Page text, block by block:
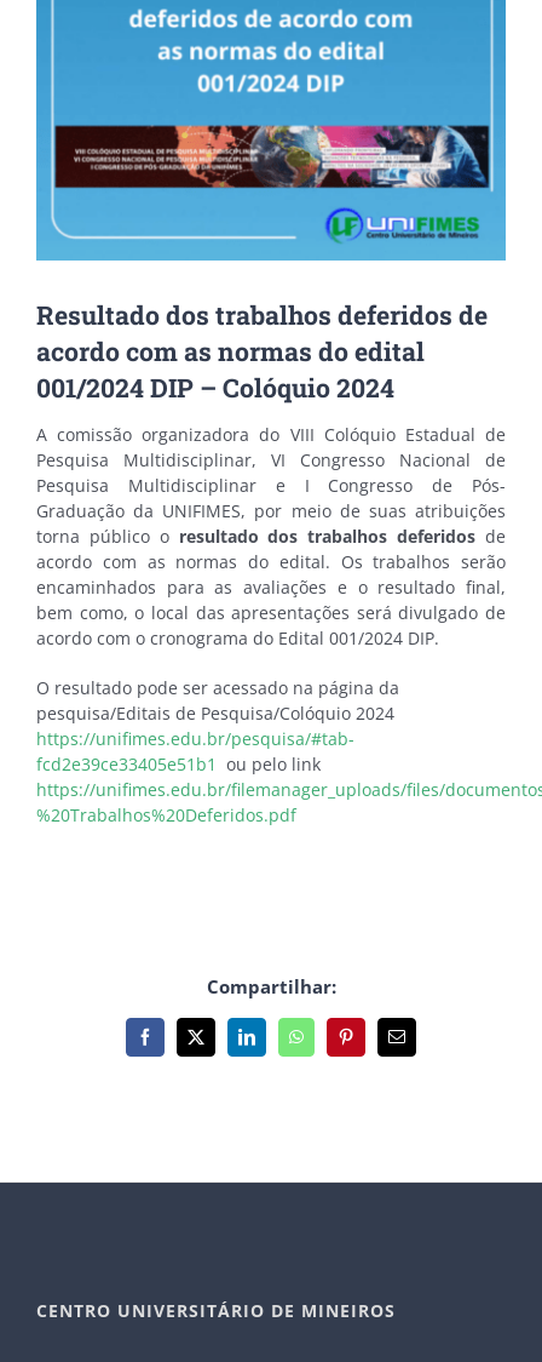
Resultado dos trabalhos deferidos de
acordo com as normas do edital
001/2024 DIP – Colóquio 2024
A comissão organizadora do VIII Colóquio Estadual de
Pesquisa Multidisciplinar, VI Congresso Nacional de
Pesquisa Multidisciplinar e I Congresso de Pós-
Graduação da UNIFIMES, por meio de suas atribuições
torna público o resultado dos trabalhos deferidos de
acordo com as normas do edital. Os trabalhos serão
encaminhados para as avaliações e o resultado final,
bem como, o local das apresentações será divulgado de
acordo com o cronograma do Edital 001/2024 DIP.
O resultado pode ser acessado na página da
pesquisa/Editais de Pesquisa/Colóquio 2024
https://unifimes.edu.br/pesquisa/#tab-
fcd2e39ce33405e51b1 ou pelo link
https://unifimes.edu.br/filemanager_uploads/files/
%20Trabalhos%20Deferidos.pdf
Compartilhar:
Facebook
X LinkedInWhatsAppPinterest
E-
mail
CENTRO UNIVERSITÁRIO DE MINEIROS